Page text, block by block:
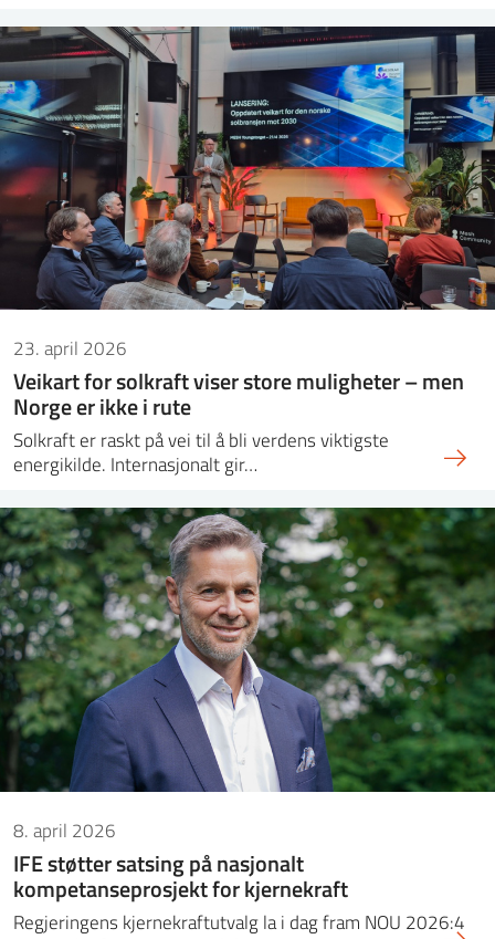
23. april 2026
Veikart for solkraft viser store muligheter – men
Norge er ikke i rute
Solkraft er raskt på vei til å bli verdens viktigste
energikilde. Internasjonalt gir…
8. april 2026
IFE støtter satsing på nasjonalt
kompetanseprosjekt for kjernekraft
Regjeringens kjernekraftutvalg la i dag fram NOU 2026:4